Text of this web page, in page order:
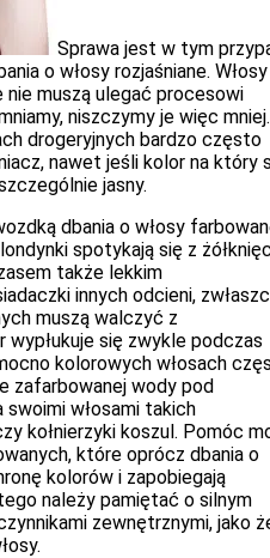
Sprawa jest w tym
o włosy rozjaśniane. Włosy
nie muszą ulegać procesowi
niszczymy je więc mniej.
drogeryjnych bardzo często
nawet jeśli kolor na który
jasny.
dbania o włosy
spotykają się z
także lekkim
innych odcieni,
muszą walczyć z
wypłukuje się zwykle podczas
kolorowych włosach
zafarbowanej wody pod
włosami takich
kołnierzyki koszul. Pomóc
które oprócz dbania o
kolorów i zapobiegają
należy pamiętać o silnym
zewnętrznymi, jako